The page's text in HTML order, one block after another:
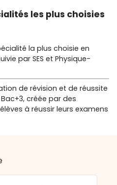
les plus choisies
la plus choisie en
par SES et Physique-
de révision et de réussite
créée par des
à réussir leurs examens